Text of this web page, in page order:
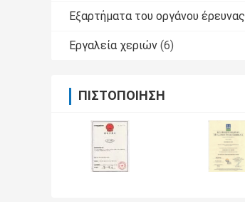
Εξαρτήματα του οργάνου έρευνας
Εργαλεία χεριών (6)
ΠΙΣΤΟΠΟΊΗΣΗ